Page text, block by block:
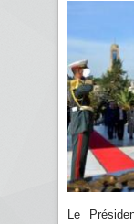
Le